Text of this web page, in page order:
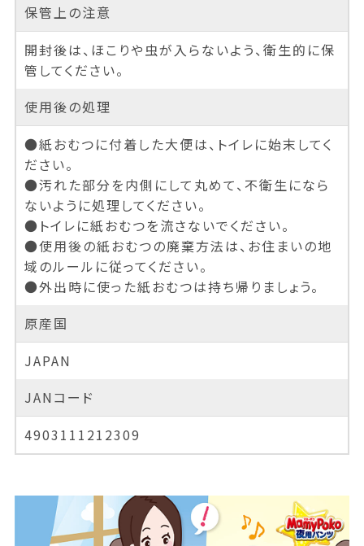
保管上の注意
開封後は、ほこりや虫が入らないよう、衛生的に保
管してください。
使用後の処理
●紙おむつに付着した大便は、トイレに始末してく
ださい。
●汚れた部分を内側にして丸めて、不衛生になら
ないように処理してください。
●トイレに紙おむつを流さないでください。
●使用後の紙おむつの廃棄方法は、お住まいの地
域のルールに従ってください。
●外出時に使った紙おむつは持ち帰りましょう。
原産国
JAPAN
JANコード
4903111212309